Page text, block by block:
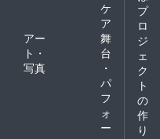
ケ
ア
アー
ト・
写真
舞
台
・
パ
フ
ォ
ー
プ
ロ
ジ
ェ
ク
ト
の
作
り